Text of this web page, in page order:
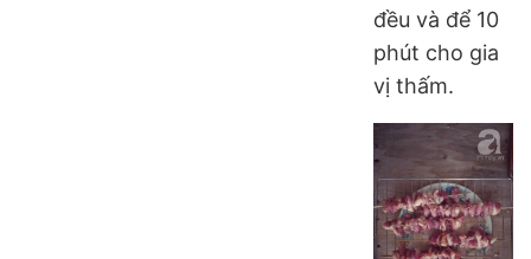
đều và để 10
phút cho gia
vị thấm.